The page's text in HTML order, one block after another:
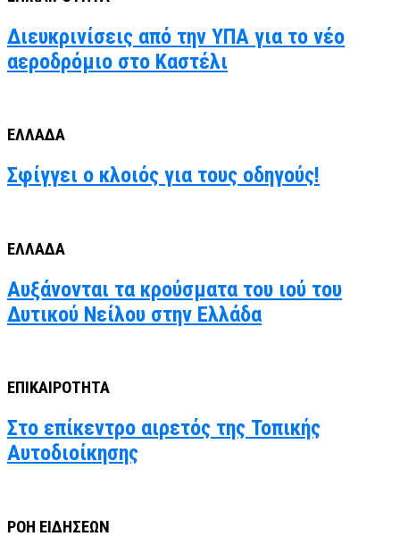
Διευκρινίσεις από την ΥΠΑ για το νέο
αεροδρόμιο στο Καστέλι
ΕΛΛΑΔΑ
Σφίγγει ο κλοιός για τους οδηγούς!
ΕΛΛΑΔΑ
Αυξάνονται τα κρούσματα του ιού του
Δυτικού Νείλου στην Ελλάδα
ΕΠΙΚΑΙΡΟΤΗΤΑ
Στο επίκεντρο αιρετός της Τοπικής
Αυτοδιοίκησης
ΡΟΗ ΕΙΔΗΣΕΩΝ